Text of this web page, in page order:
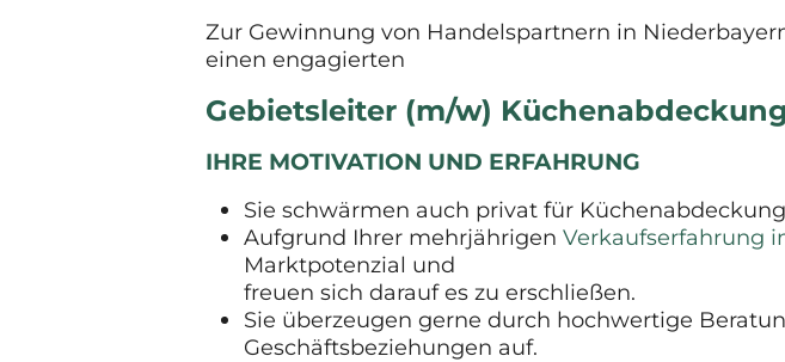
Zur Gewinnung von Handelspartnern in
einen engagierten
Gebietsleiter (m/w)
IHRE MOTIVATION UND ERFAHRUNG
Sie schwärmen auch privat für
Aufgrund Ihrer mehrjährigen Verkaufserfahrung
Marktpotenzial und
freuen sich darauf es zu erschließen.
Sie überzeugen gerne durch hochwertige
Geschäftsbeziehungen auf.